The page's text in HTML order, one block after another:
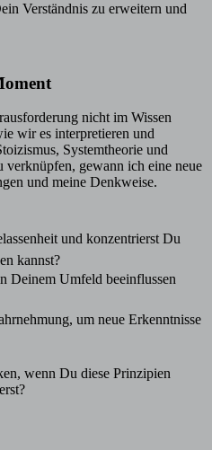
Verständnis zu erweitern und
nicht im Wissen
wir es interpretieren und
Systemtheorie und
gewann ich eine neue
und meine Denkweise.
und konzentrierst Du
kannst?
Umfeld beeinflussen
um neue Erkenntnisse
wenn Du diese Prinzipien